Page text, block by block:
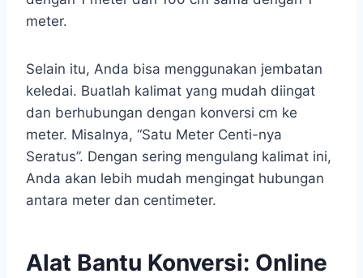
meter.
Selain itu, Anda bisa menggunakan jembatan
keledai. Buatlah kalimat yang mudah diingat
dan berhubungan dengan konversi cm ke
meter. Misalnya, “Satu Meter Centi-nya
Seratus”. Dengan sering mengulang kalimat ini,
Anda akan lebih mudah mengingat hubungan
antara meter dan centimeter.
Alat Bantu Konversi: Online